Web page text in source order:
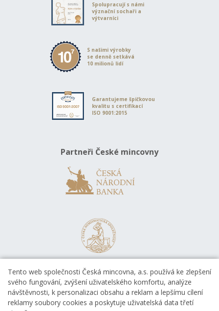
Spolupracují s námi
význační sochaři a
výtvarníci
S našimi výrobky
se denně setkává
10 milionů lidí
Garantujeme špičkovou
kvalitu s certifikací
ISO 9001:2015
Partneři České mincovny
Tento web společnosti Česká mincovna, a.s. používá ke zlepšení
svého fungování, zvýšení uživatelského komfortu, analýze
návštěvnosti, k personalizaci obsahu a reklam a lepšímu cílení
reklamy soubory cookies a poskytuje uživatelská data třetí